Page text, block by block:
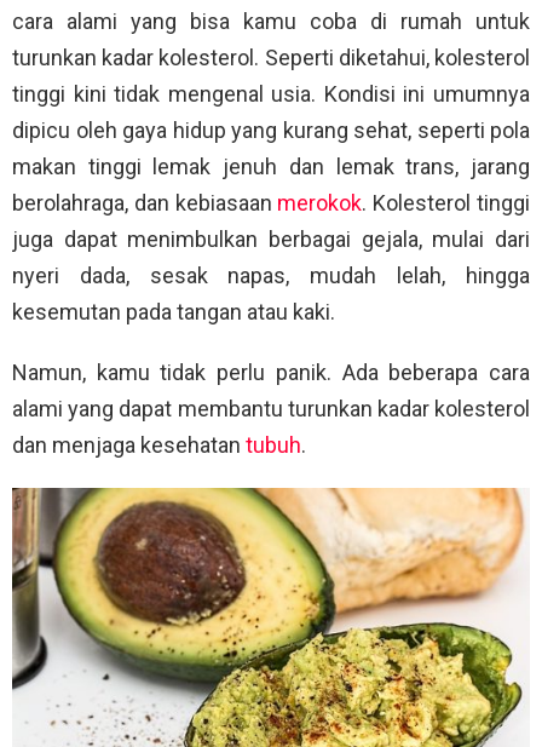
cara alami yang bisa kamu coba di rumah untuk
turunkan kadar kolesterol. Seperti diketahui, kolesterol
tinggi kini tidak mengenal usia. Kondisi ini umumnya
dipicu oleh gaya hidup yang kurang sehat, seperti pola
makan tinggi lemak jenuh dan lemak trans, jarang
berolahraga, dan kebiasaan merokok. Kolesterol tinggi
juga dapat menimbulkan berbagai gejala, mulai dari
nyeri dada, sesak napas, mudah lelah, hingga
kesemutan pada tangan atau kaki.
Namun, kamu tidak perlu panik. Ada beberapa cara
alami yang dapat membantu turunkan kadar kolesterol
dan menjaga kesehatan tubuh.